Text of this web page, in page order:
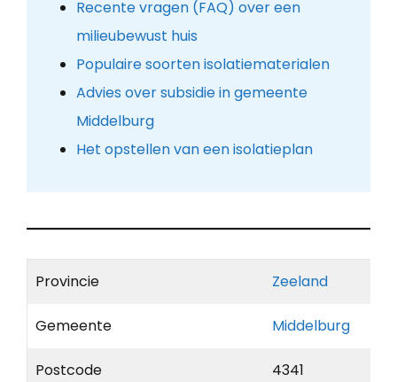
Recente vragen (FAQ) over een
milieubewust huis
Populaire soorten isolatiematerialen
Advies over subsidie in gemeente
Middelburg
Het opstellen van een isolatieplan
Provincie Zeeland
Gemeente Middelburg
Postcode 4341